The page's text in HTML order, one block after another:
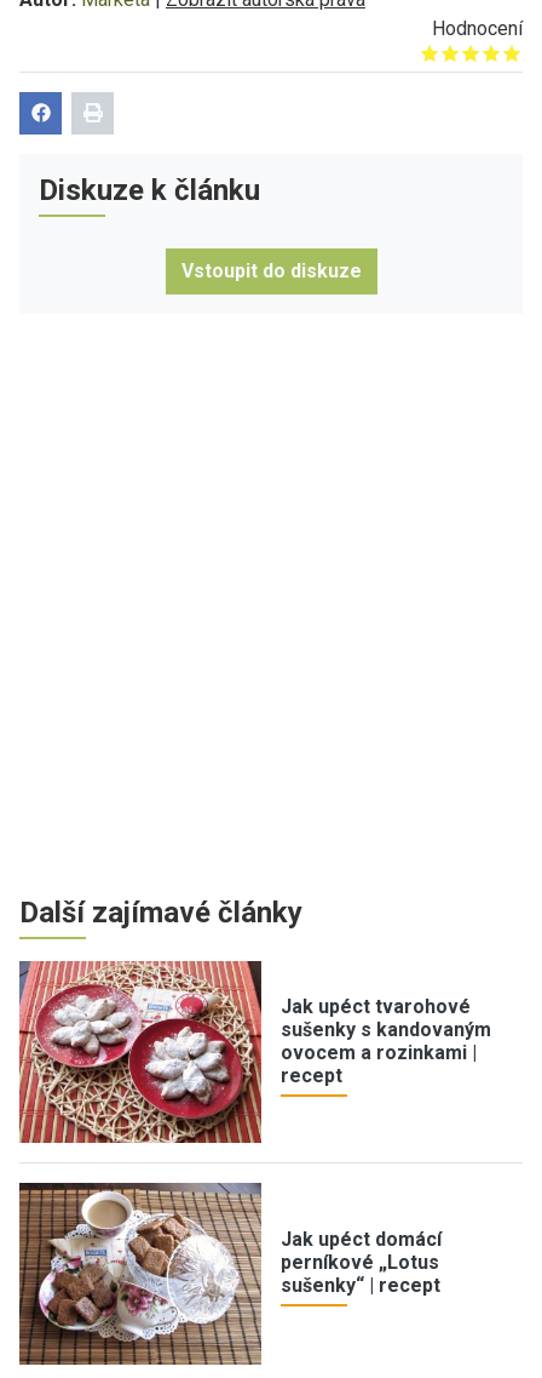
Hodnocení
Give it 1/5
Give it 2/5
Give it 3/5
Give it 4/5
Give it 5/5
Diskuze k článku
Vstoupit do diskuze
Další zajímavé články
Jak upéct tvarohové
sušenky s kandovaným
ovocem a rozinkami |
recept
Jak upéct domácí
perníkové „Lotus
sušenky“ | recept